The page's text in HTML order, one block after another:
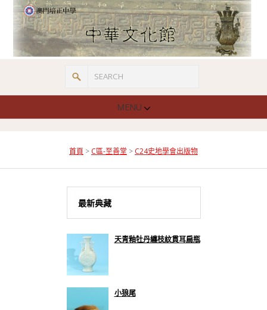
MENU
首頁 > C區-至善堂 > C24史地學會出版物
最新典藏
天青釉牡丹纏枝紋貫耳扁瓶
小狼尾